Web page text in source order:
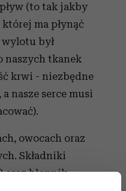
(to tak jakby
ma płynąć
był
naszych tkanek
krwi - niezbędne
nasze serce musi
owocach oraz
Składniki
oraz błonnik